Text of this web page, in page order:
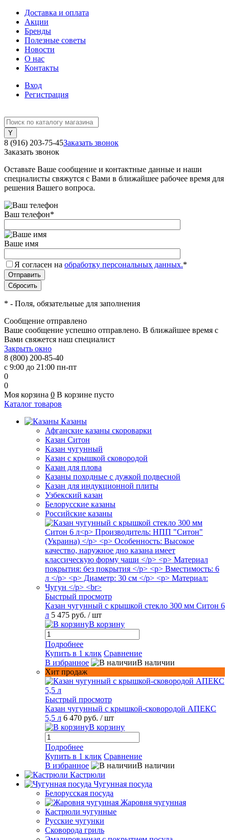
Доставка и оплата
Акции
Бренды
Полезные советы
Новости
О нас
Контакты
Вход
Регистрация
8 (916) 203-75-45Заказать звонок
Заказать звонок
Оставьте Ваше сообщение и контактные данные и наши
специалисты свяжутся с Вами в ближайшее рабочее время для
решения Вашего вопроса.
Ваш телефон*
Ваше имя
Я согласен на обработку персональных данных.*
* - Поля, обязательные для заполнения
Сообщение отправлено
Ваше сообщение успешно отправлено. В ближайшее время с
Вами свяжется наш специалист
Закрыть окно
8 (800) 200-85-40
с 9:00 до 21:00 пн-пт
0
0
Моя корзина 0 В корзине пусто
Каталог товаров
Казаны
Афганские казаны скороварки
Казан Ситон
Казан чугунный
Казан с крышкой сковородой
Казан для плова
Казаны походные с дужкой подвесной
Казан для индукционной плиты
Узбекский казан
Белорусские казаны
Российские казаны
Быстрый просмотр
Казан чугунный с крышкой стекло 300 мм Ситон 6
л 5 475 руб. / шт
В корзину
Подробнее
Купить в 1 клик Сравнение
В избранное
В наличии
Хит продаж
Быстрый просмотр
Казан чугунный с крышкой-сковородой АПЕКС
5,5 л 6 470 руб. / шт
В корзину
Подробнее
Купить в 1 клик Сравнение
В избранное
В наличии
Кастрюли
Чугунная посуда
Белорусская посуда
Жаровня чугунная
Кастрюли чугунные
Русские чугунки
Сковорода гриль